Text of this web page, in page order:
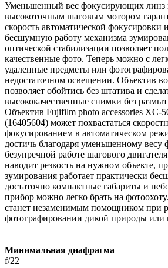
Уменьшенный вес фокусирующих линз
высокоточным шаговым мотором
скорость автоматической фокусировки
бесшумную работу механизма
оптической стабилизации позволяет
качественные фото. Теперь можно с
удаленные предметы или
недостаточном освещении. Объектив
позволяет обойтись без штатива и
высококачественные снимки без
Объектив Fujifilm photo accessories XC-
(16405604) может похвастаться
фокусированием в автоматическом
достичь благодаря уменьшенному
безупречной работе шагового
наводит резкость на нужном объекте,
зумирования работает практически
достаточно компактные габариты и
прибор можно легко брать на
станет незаменимым помощником при
фотографировании дикой природы или
Минимальная диафрагма
f/22